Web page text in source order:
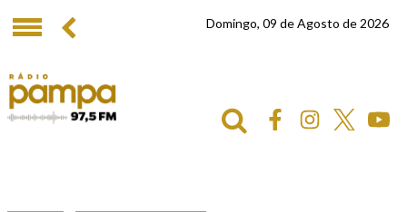
Domingo, 09 de Agosto de 2026